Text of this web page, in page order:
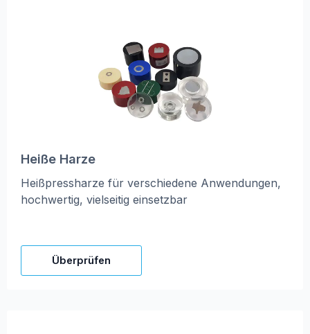
Heiße Harze
Heißpressharze für verschiedene Anwendungen,
hochwertig, vielseitig einsetzbar
Überprüfen